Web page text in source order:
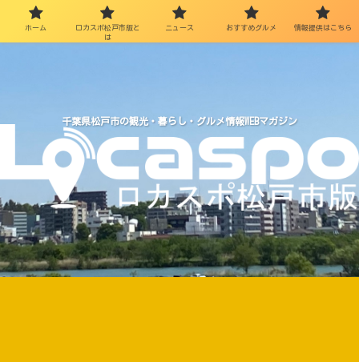
千葉県松戸市の観光・暮らし・グルメ情報WEBマガジン
ホーム
ロカスポ松戸市版と
は
ニュース おすすめグルメ 情報提供はこちら